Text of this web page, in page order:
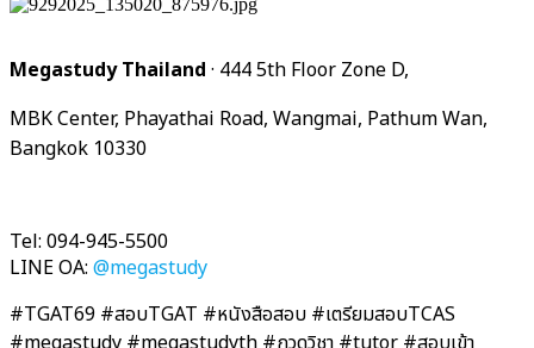
Megastudy Thailand · 444 5th Floor Zone D,
MBK Center, Phayathai Road, Wangmai, Pathum Wan,
Bangkok 10330
Tel: 094-945-5500
LINE OA: @megastudy
#TGAT69 #สอบTGAT #หนังสือสอบ #เตรียมสอบTCAS